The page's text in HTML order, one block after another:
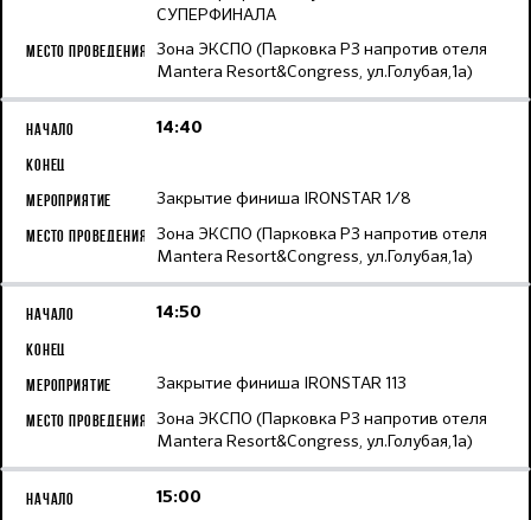
СУПЕРФИНАЛА
Зона ЭКСПО (Парковка Р3 напротив отеля
Mantera Resort&Congress, ул.Голубая,1а)
14:40
Закрытие финиша IRONSTAR 1/8
Зона ЭКСПО (Парковка Р3 напротив отеля
Mantera Resort&Congress, ул.Голубая,1а)
14:50
Закрытие финиша IRONSTAR 113
Зона ЭКСПО (Парковка Р3 напротив отеля
Mantera Resort&Congress, ул.Голубая,1а)
15:00